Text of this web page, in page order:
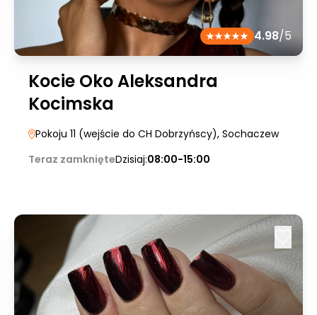
4.98/5
Kocie Oko Aleksandra
Kocimska
Pokoju 11 (wejście do CH Dobrzyńscy), Sochaczew
Teraz zamknięteDzisiaj:08:00-15:00